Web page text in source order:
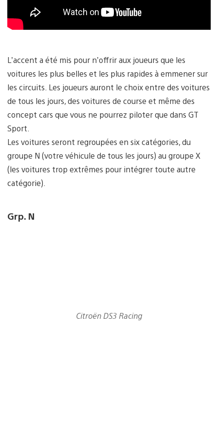
L’accent a été mis pour n’offrir aux joueurs que les
voitures les plus belles et les plus rapides à emmener sur
les circuits. Les joueurs auront le choix entre des voitures
de tous les jours, des voitures de course et même des
concept cars que vous ne pourrez piloter que dans GT
Sport.
Les voitures seront regroupées en six catégories, du
groupe N (votre véhicule de tous les jours) au groupe X
(les voitures trop extrêmes pour intégrer toute autre
catégorie).
Grp. N
Citroën DS3 Racing